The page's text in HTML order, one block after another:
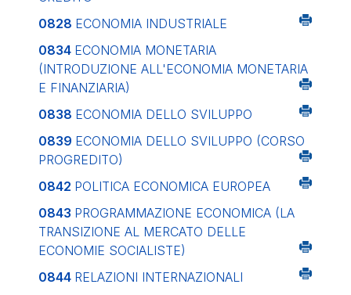
0828 ECONOMIA INDUSTRIALE
0834 ECONOMIA MONETARIA
(INTRODUZIONE ALL'ECONOMIA MONETARIA
E FINANZIARIA)
0838 ECONOMIA DELLO SVILUPPO
0839 ECONOMIA DELLO SVILUPPO (CORSO
PROGREDITO)
0842 POLITICA ECONOMICA EUROPEA
0843 PROGRAMMAZIONE ECONOMICA (LA
TRANSIZIONE AL MERCATO DELLE
ECONOMIE SOCIALISTE)
0844 RELAZIONI INTERNAZIONALI